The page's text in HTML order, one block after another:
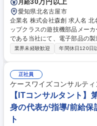
月給
愛知県北名古屋市
企業名 株式会社森創 求人名 北名古屋市【原価管理】経験者歓迎◎業界ト
ップクラスの遊技機部品メーカー 仕事の内容 ■遊技機の総合部品メー
である当社にて、電子部品の
たします。商品コストの低減
には協力業者への問い合わせ
造手順が決まる過程でも何度
ることもありますが、後に実
ため、社内や協力業者に協力
の範囲：当社業務全般 募集職種 北名古屋市【原価管理】経験者歓迎◎業
界トップクラスの遊技機部品メ
業界未経験歓迎 年間休日120日
正社員
ケースワイズコンサルテ
【ITコンサルタント】
身の代表が指導/前給
ト